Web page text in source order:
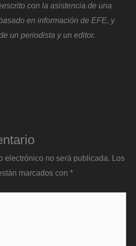
con la asistencia de una
en información de EFE, y
un periodista y un editor.
electrónico no será publicada.
Los
marcados con *